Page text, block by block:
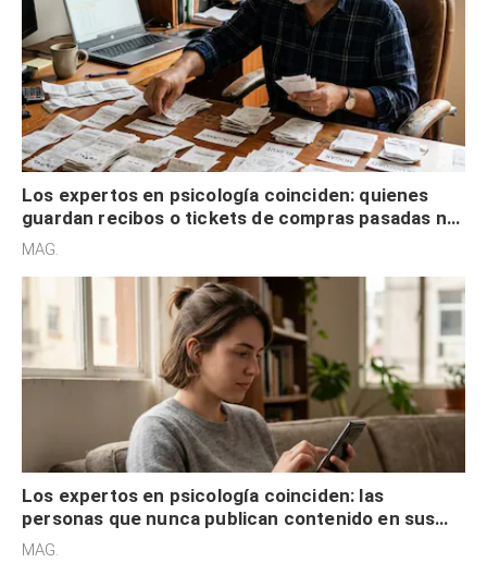
Los expertos en psicología coinciden: quienes
guardan recibos o tickets de compras pasadas no
son acumuladores, sino que tienen necesidad de
MAG.
Los expertos en psicología coinciden: las
personas que nunca publican contenido en sus
redes sociales no pretenden buscar validación
MAG.